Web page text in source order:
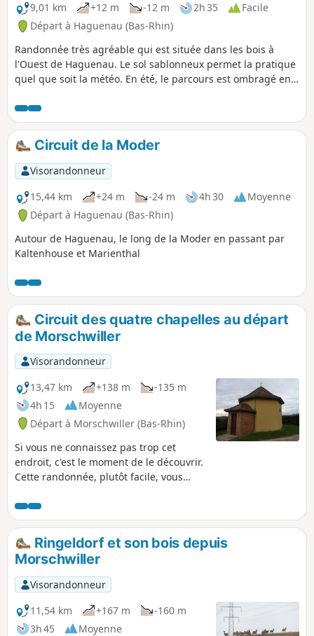
9,01 km
+12 m -12 m 2h 35
Facile
Départ à Haguenau (Bas-Rhin)
Randonnée très agréable qui est située dans les bois à
l'Ouest de Haguenau. Le sol sablonneux permet la pratique
quel que soit la météo. En été, le parcours est ombragé en
nordique, course à pied voire à vélo tout terrain.
Circuit de la Moder
Visorandonneur
15,44 km
+24 m -24 m 4h 30
Moyenne
Départ à Haguenau (Bas-Rhin)
Autour de Haguenau, le long de la Moder en passant par
Kaltenhouse et Marienthal
Circuit des quatre chapelles au départ
de Morschwiller
Visorandonneur
13,47 km
+138 m
-135 m
4h 15
Moyenne
Départ à Morschwiller (Bas-Rhin)
Si vous ne connaissez pas trop cet
endroit, c'est le moment de le découvrir.
Cette randonnée, plutôt facile, vous
Chapelle de Morschwiller à celle
d'Ohlungen quasiment en ligne droite.
Le retour, avec un peu dénivelé, vous
fera découvrir les deux belles chapelles
de Dauendorf. Sur le trajet, suivant
l'heure de la journée, vous devriez voir
de nombreux chevreuils, si vous êtes
matinal, vous verrez peut-être Goupil le
renard.
Ringeldorf et son bois depuis
Morschwiller
Visorandonneur
11,54 km
+167 m
-160 m
3h 45
Moyenne